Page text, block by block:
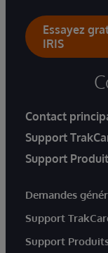
Essayez
IRIS
Contact
Support
Support
Demandes
Support
Support